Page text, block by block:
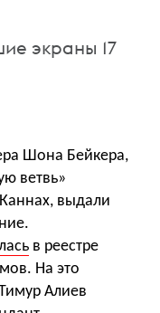
экраны 17
Шона Бейкера,
ветвь»
выдали
в реестре
На это
Алиев